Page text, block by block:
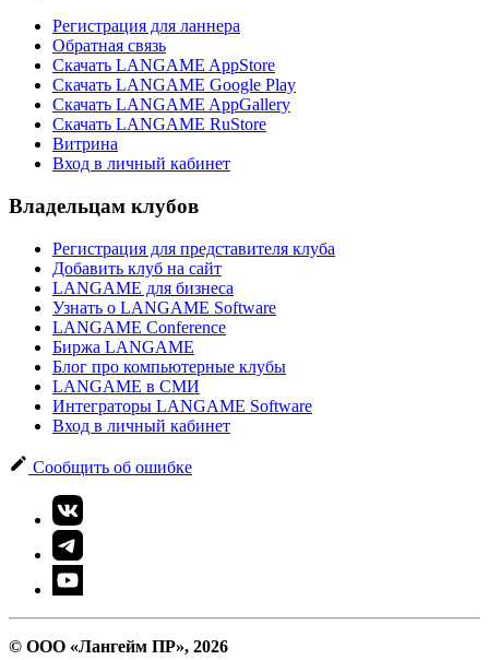
Регистрация для ланнера
Обратная связь
Скачать LANGAME AppStore
Скачать LANGAME Google Play
Скачать LANGAME AppGallery
Скачать LANGAME RuStore
Витрина
Вход в личный кабинет
Владельцам клубов
Регистрация для представителя клуба
Добавить клуб на сайт
LANGAME для бизнеса
Узнать о LANGAME Software
LANGAME Conference
Биржа LANGAME
Блог про компьютерные клубы
LANGAME в СМИ
Интеграторы LANGAME Software
Вход в личный кабинет
Сообщить об ошибке
© ООО «Лангейм ПР», 2026